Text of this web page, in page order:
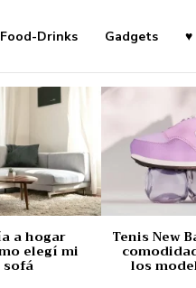
Food-Drinks Gadgets ♥
a hogar
elegí mi
Tenis New
los